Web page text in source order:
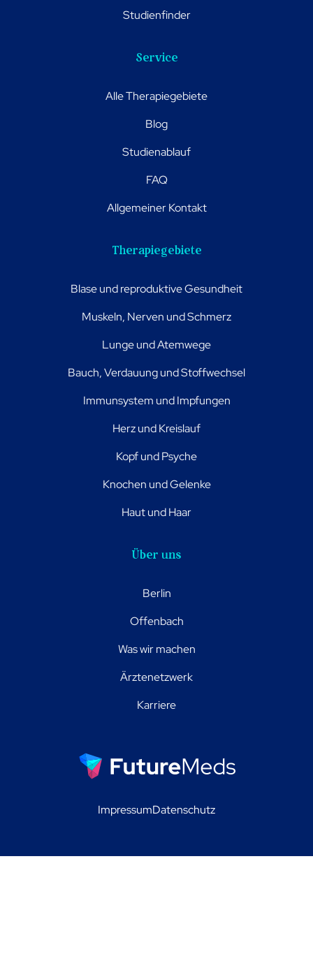
Studienfinder
Service
Alle Therapiegebiete
Blog
Studienablauf
FAQ
Allgemeiner Kontakt
Therapiegebiete
Blase und reproduktive Gesundheit
Muskeln, Nerven und Schmerz
Lunge und Atemwege
Bauch, Verdauung und Stoffwechsel
Immunsystem und Impfungen
Herz und Kreislauf
Kopf und Psyche
Knochen und Gelenke
Haut und Haar
Über uns
Berlin
Offenbach
Was wir machen
Ärztenetzwerk
Karriere
ImpressumDatenschutz